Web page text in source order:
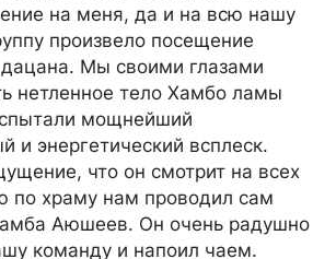
на меня, да и на всю нашу
произвело посещение
дацана. Мы своими глазами
нетленное тело Хамбо ламы
мощнейший
и энергетический всплеск.
что он смотрит на всех
по храму нам проводил сам
Аюшеев. Он очень радушно
команду и напоил чаем.